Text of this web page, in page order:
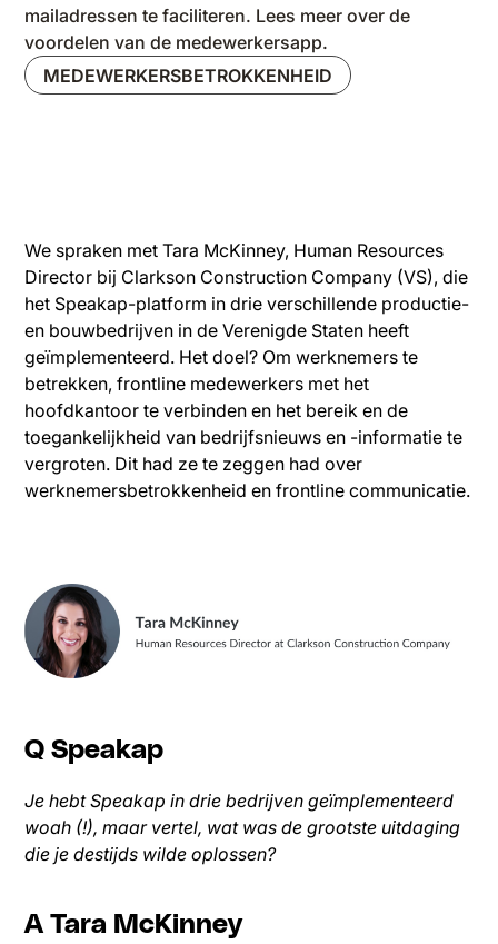
mailadressen te faciliteren. Lees meer over de
voordelen van de medewerkersapp.
MEDEWERKERSBETROKKENHEID
We spraken met Tara McKinney, Human Resources
Director bij Clarkson Construction Company (VS), die
het Speakap-platform in drie verschillende productie-
en bouwbedrijven in de Verenigde Staten heeft
geïmplementeerd. Het doel? Om werknemers te
betrekken, frontline medewerkers met het
hoofdkantoor te verbinden en het bereik en de
toegankelijkheid van bedrijfsnieuws en -informatie te
vergroten. Dit had ze te zeggen had over
werknemersbetrokkenheid en frontline communicatie.
Q Speakap
Je hebt Speakap in drie bedrijven geïmplementeerd
woah (!), maar vertel, wat was de grootste uitdaging
die je destijds wilde oplossen?
A Tara McKinney